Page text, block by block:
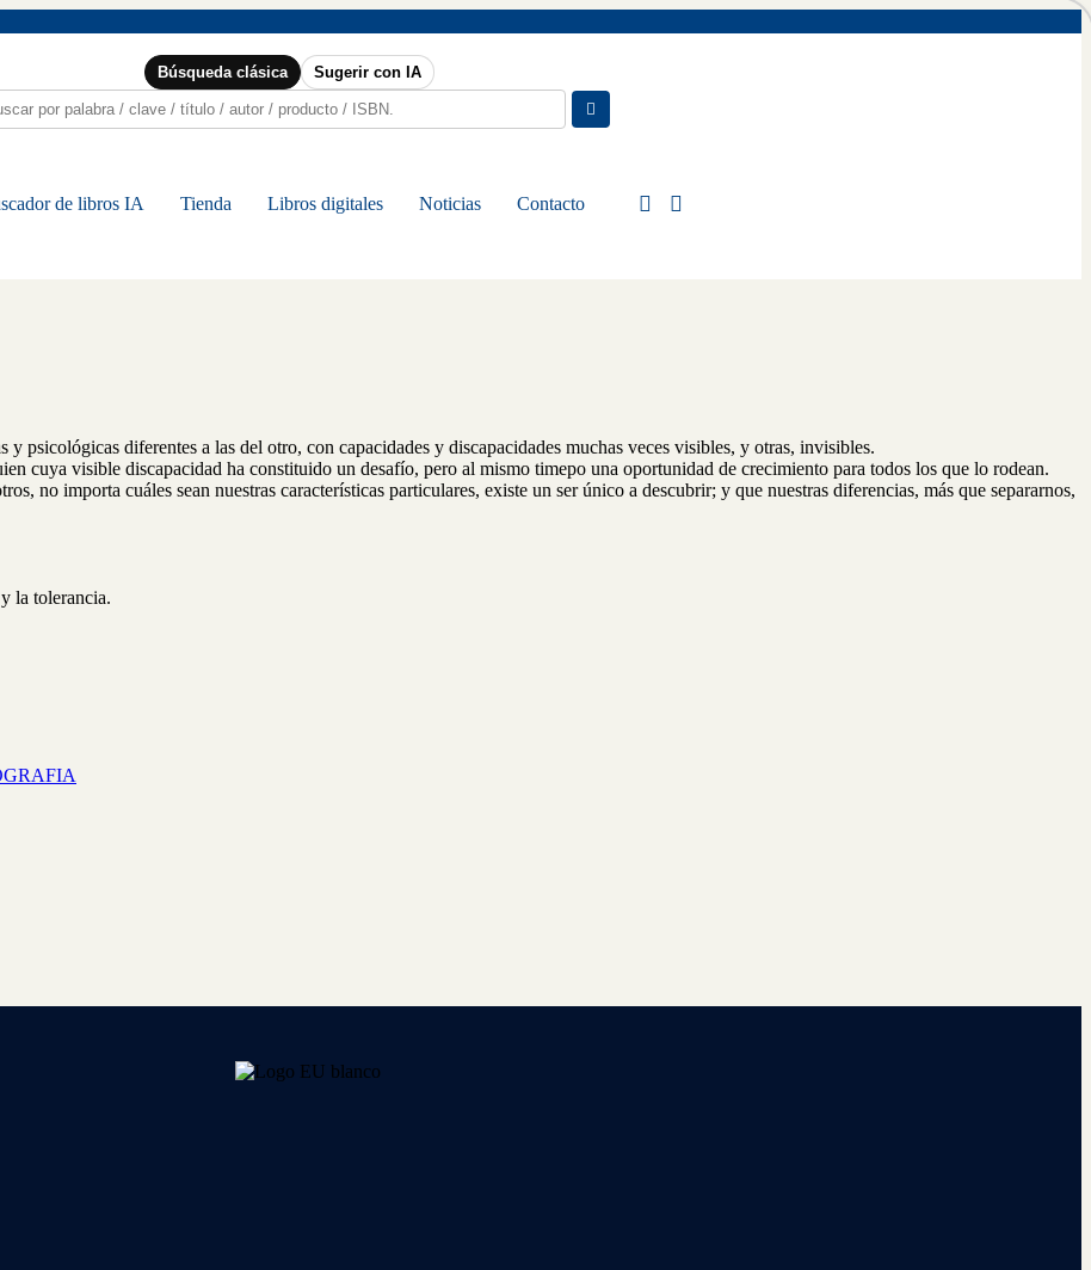
Búsqueda clásica Sugerir con IA
de libros IA Tienda Libros digitales Noticias Contacto
y psicológicas diferentes a las del otro, con capacidades y discapacidades muchas veces visibles, y otras, invisibles.
cuya visible discapacidad ha constituido un desafío, pero al mismo timepo una oportunidad de crecimiento para todos los que lo rodean.
no importa cuáles sean nuestras características particulares, existe un ser único a descubrir; y que nuestras diferencias, más que separarnos,
la tolerancia.